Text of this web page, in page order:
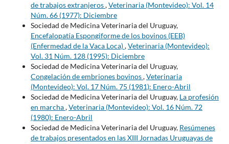
de trabajos extranjeros,Veterinaria (Montevideo): Vol. 14
Núm. 66 (1977): Diciembre
Sociedad de Medicina Veterinaria del Uruguay,
Encefalopatía Espongiforme de los bovinos (EEB)
(Enfermedad de la Vaca Loca),Veterinaria (Montevideo):
Vol. 31 Núm. 128 (1995): Diciembre
Sociedad de Medicina Veterinaria del Uruguay,
Congelación de embriones bovinos,Veterinaria
(Montevideo): Vol. 17 Núm. 75 (1981): Enero-Abril
Sociedad de Medicina Veterinaria del Uruguay, La profesión
en marcha,Veterinaria (Montevideo): Vol. 16 Núm. 72
(1980): Enero-Abril
Sociedad de Medicina Veterinaria del Uruguay, Resúmenes
de trabajos presentados en las XIII Jornadas Uruguayas de